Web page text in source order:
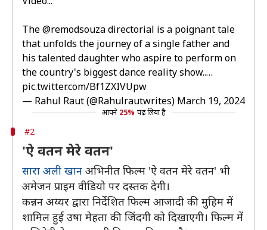
The@remodsouzadirectorial is a poignant tale
that unfolds the journey of a single father and
his talented daughter who aspire to perform on
the country's biggest dance reality show..…
pic.twitter.com/Bf1ZXIVUpw
— Rahul Raut (@Rahulrautwrites) March 19, 2024
आपने 25% पढ़ लिया है
#2
'ऐ वतन मेरे वतन'
सारा अली खान अभिनीत फिल्म 'ऐ वतन मेरे वतन' भी
अमेजन प्राइम वीडियो पर दस्तक देगी।
कन्नन अय्यर द्वारा निर्देशित फिल्म आजादी की मुहिम में
शामिल हुई उषा मेहता की जिंदगी को दिखाएगी। फिल्म में